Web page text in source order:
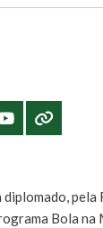
Bola na